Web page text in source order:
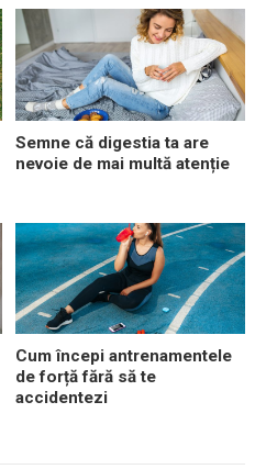
Semne că digestia ta are
nevoie de mai multă atenție
Cum începi antrenamentele
de forță fără să te
accidentezi